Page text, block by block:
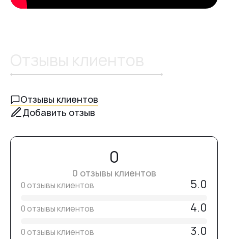
Отзывы клиентов
Добавить отзыв
0
0 отзывы клиентов
0 отзывы клиентов 5.0
0 отзывы клиентов 4.0
0 отзывы клиентов 3.0